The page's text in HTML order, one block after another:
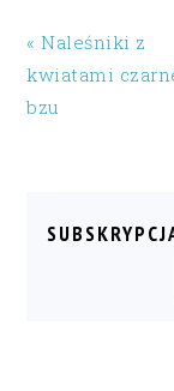
« Naleśniki z
kwiatami
bzu